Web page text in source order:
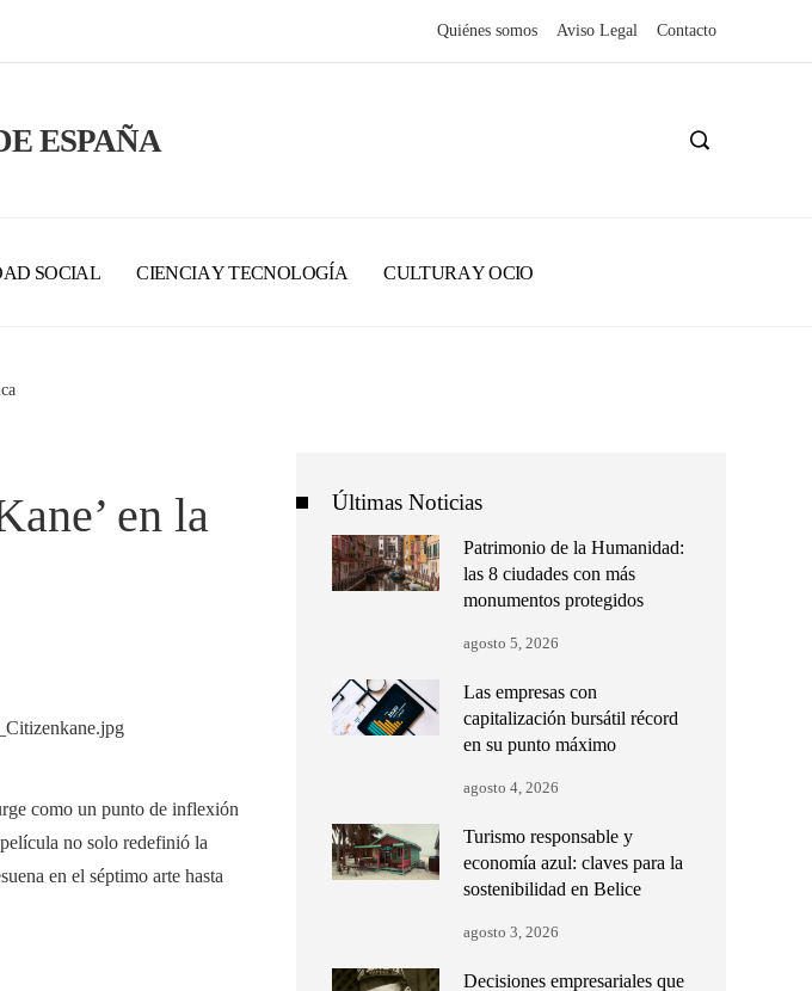
Quiénes somos Aviso Legal Contacto
ESPAÑA
SOCIAL CIENCIA Y TECNOLOGÍA CULTURA Y OCIO
en la
como un punto de inflexión
no solo redefinió la
en el séptimo arte hasta
Últimas Noticias
Patrimonio de la Humanidad:
las 8 ciudades con más
monumentos protegidos
agosto 5, 2026
Las empresas con
capitalización bursátil récord
en su punto máximo
agosto 4, 2026
Turismo responsable y
economía azul: claves para la
sostenibilidad en Belice
agosto 3, 2026
Decisiones empresariales que